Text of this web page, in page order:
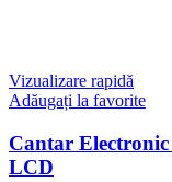
Vizualizare rapidă
Adăugați la favorite
Cantar
LCD